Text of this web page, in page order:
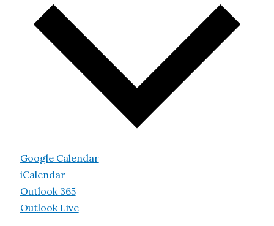
Google Calendar
iCalendar
Outlook 365
Outlook Live